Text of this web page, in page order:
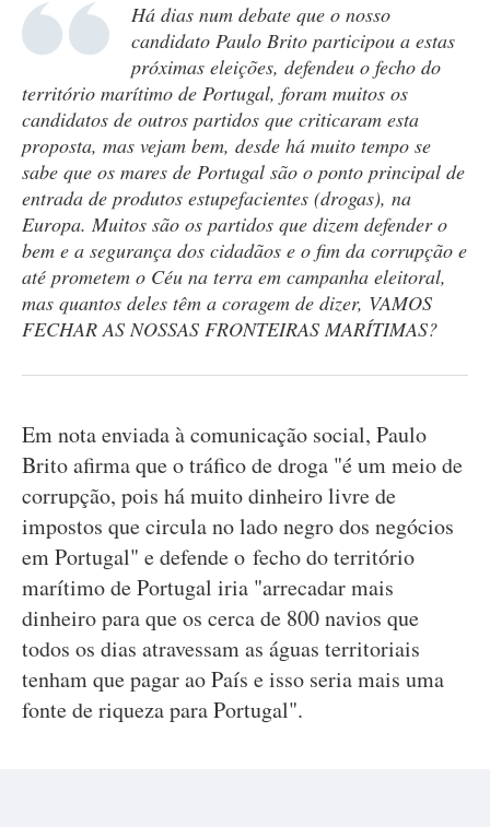
Há dias num debate que o nosso
candidato Paulo Brito participou a estas
próximas eleições, defendeu o fecho do
território marítimo de Portugal, foram muitos os
candidatos de outros partidos que criticaram esta
proposta, mas vejam bem, desde há muito tempo se
sabe que os mares de Portugal são o ponto principal de
entrada de produtos estupefacientes (drogas), na
Europa. Muitos são os partidos que dizem defender o
bem e a segurança dos cidadãos e o fim da corrupção e
até prometem o Céu na terra em campanha eleitoral,
mas quantos deles têm a coragem de dizer, VAMOS
FECHAR AS NOSSAS FRONTEIRAS MARÍTIMAS?
Em nota enviada à comunicação social, Paulo
Brito afirma que o tráfico de droga "é um meio de
corrupção, pois há muito dinheiro livre de
impostos que circula no lado negro dos negócios
em Portugal" e defende o fecho do território
marítimo de Portugal iria "arrecadar mais
dinheiro para que os cerca de 800 navios que
todos os dias atravessam as águas territoriais
tenham que pagar ao País e isso seria mais uma
fonte de riqueza para Portugal".